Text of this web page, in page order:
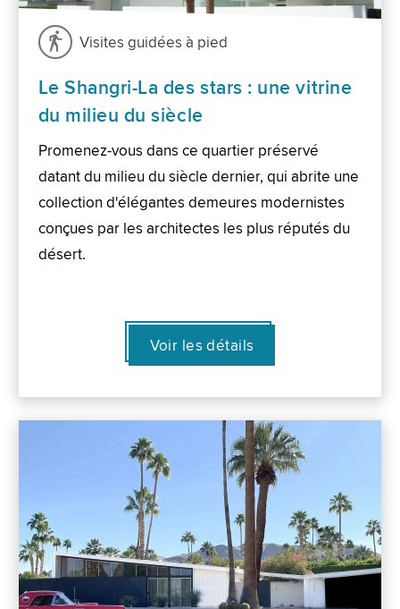
Visites guidées à pied
Le Shangri-La des stars : une vitrine
du milieu du siècle
Promenez-vous dans ce quartier préservé
datant du milieu du siècle dernier, qui abrite une
collection d'élégantes demeures modernistes
conçues par les architectes les plus réputés du
désert.
Voir les détails